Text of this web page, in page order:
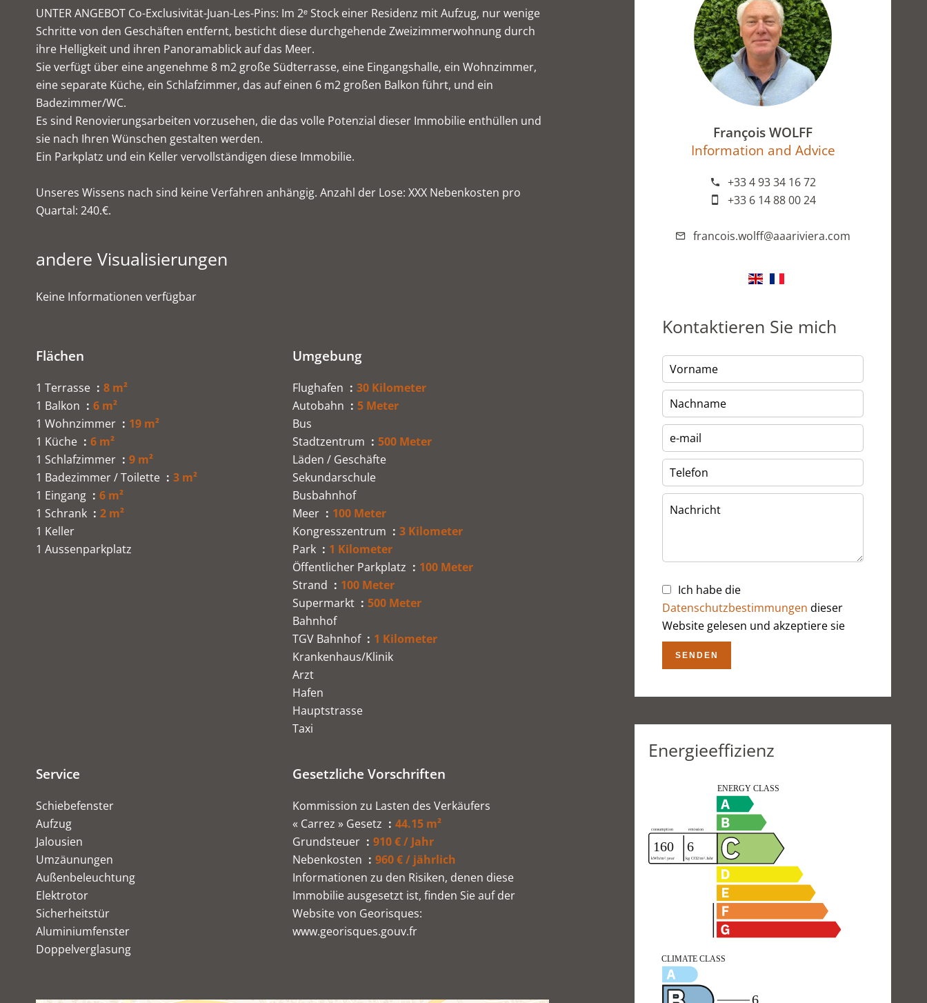
UNTER ANGEBOT Co-Exclusivität-Juan-Les-Pins: Im 2ᵉ Stock einer Residenz mit Aufzug, nur wenige
Schritte von den Geschäften entfernt, besticht diese durchgehende Zweizimmerwohnung durch
ihre Helligkeit und ihren Panoramablick auf das Meer.
Sie verfügt über eine angenehme 8 m2 große Südterrasse, eine Eingangshalle, ein Wohnzimmer,
eine separate Küche, ein Schlafzimmer, das auf einen 6 m2 großen Balkon führt, und ein
Badezimmer/WC.
Es sind Renovierungsarbeiten vorzusehen, die das volle Potenzial dieser Immobilie enthüllen und
sie nach Ihren Wünschen gestalten werden.
Ein Parkplatz und ein Keller vervollständigen diese Immobilie.
Unseres Wissens nach sind keine Verfahren anhängig. Anzahl der Lose: XXX Nebenkosten pro
Quartal: 240.€.
andere Visualisierungen
Keine Informationen verfügbar
Flächen
1 Terrasse
8 m²
1 Balkon
6 m²
1 Wohnzimmer
19 m²
1 Küche
6 m²
1 Schlafzimmer
9 m²
1 Badezimmer / Toilette
3 m²
1 Eingang
6 m²
1 Schrank
2 m²
1 Keller
1 Aussenparkplatz
Umgebung
Flughafen
30 Kilometer
Autobahn
5 Meter
Bus
Stadtzentrum
500 Meter
Läden / Geschäfte
Sekundarschule
Busbahnhof
Meer
100 Meter
Kongresszentrum
3 Kilometer
Park
1 Kilometer
Öffentlicher Parkplatz
100 Meter
Strand
100 Meter
Supermarkt
500 Meter
Bahnhof
TGV Bahnhof
1 Kilometer
Krankenhaus/Klinik
Arzt
Hafen
Hauptstrasse
Taxi
Service
Schiebefenster
Aufzug
Jalousien
Umzäunungen
Außenbeleuchtung
Elektrotor
Sicherheitstür
Aluminiumfenster
Doppelverglasung
Gesetzliche Vorschriften
Kommission zu Lasten des Verkäufers
« Carrez » Gesetz
44.15 m²
Grundsteuer
910 € / Jahr
Nebenkosten
960 € / jährlich
Informationen zu den Risiken, denen diese
Immobilie ausgesetzt ist, finden Sie auf der
Website von Georisques:
www.georisques.gouv.fr
François WOLFF
Information and Advice
+33 4 93 34 16 72
+33 6 14 88 00 24
francois.wolff@aaariviera.com
Kontaktieren Sie mich
Ich habe die
Datenschutzbestimmungen dieser
Website gelesen und akzeptiere sie
SENDEN
Energieeffizienz